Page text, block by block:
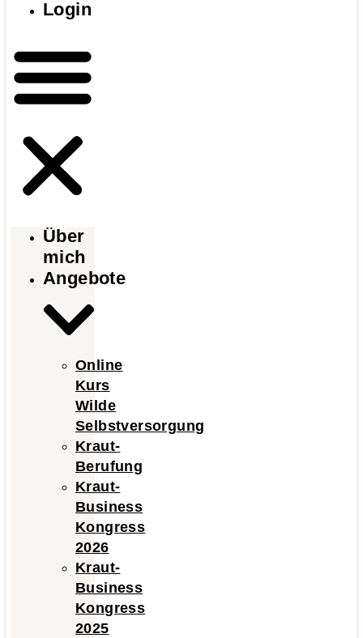
Login
Über
mich
Angebote
Online
Kurs
Wilde
Selbstversorgung
Kraut-
Berufung
Kraut-
Business
Kongress
2026
Kraut-
Business
Kongress
2025